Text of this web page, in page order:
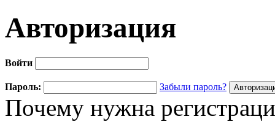
Авторизация
Войти
Пароль: Забыли пароль?
Почему нужна